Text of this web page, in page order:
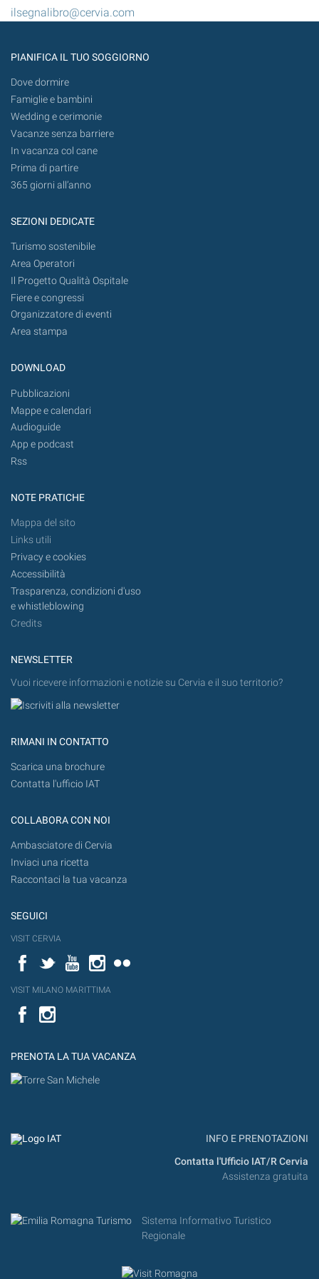
ilsegnalibro@cervia.com
PIANIFICA IL TUO SOGGIORNO
Dove dormire
Famiglie e bambini
Wedding e cerimonie
Vacanze senza barriere
In vacanza col cane
Prima di partire
365 giorni all’anno
SEZIONI DEDICATE
Turismo sostenibile
Area Operatori
Il Progetto Qualità Ospitale
Fiere e congressi
Organizzatore di eventi
Area stampa
DOWNLOAD
Pubblicazioni
Mappe e calendari
Audioguide
App e podcast
Rss
NOTE PRATICHE
Mappa del sito
Links utili
Privacy e cookies
Accessibilità
Trasparenza, condizioni d'uso
e whistleblowing
Credits
NEWSLETTER
Vuoi ricevere informazioni e notizie su Cervia e il suo territorio?
RIMANI IN CONTATTO
Scarica una brochure
Contatta l'ufficio IAT
COLLABORA CON NOI
Ambasciatore di Cervia
Inviaci una ricetta
Raccontaci la tua vacanza
SEGUICI
VISIT CERVIA
FacebookTwitterYouTubeInstagram
VISIT MILANO MARITTIMA
Facebook
PRENOTA LA TUA VACANZA
INFO E PRENOTAZIONI
Contatta l'Ufficio IAT/R Cervia
Assistenza gratuita
Sistema Informativo Turistico
Regionale